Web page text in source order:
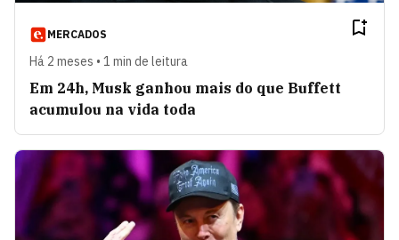
MERCADOS
Há 2 meses • 1 min de leitura
Em 24h, Musk ganhou mais do que Buffett
acumulou na vida toda